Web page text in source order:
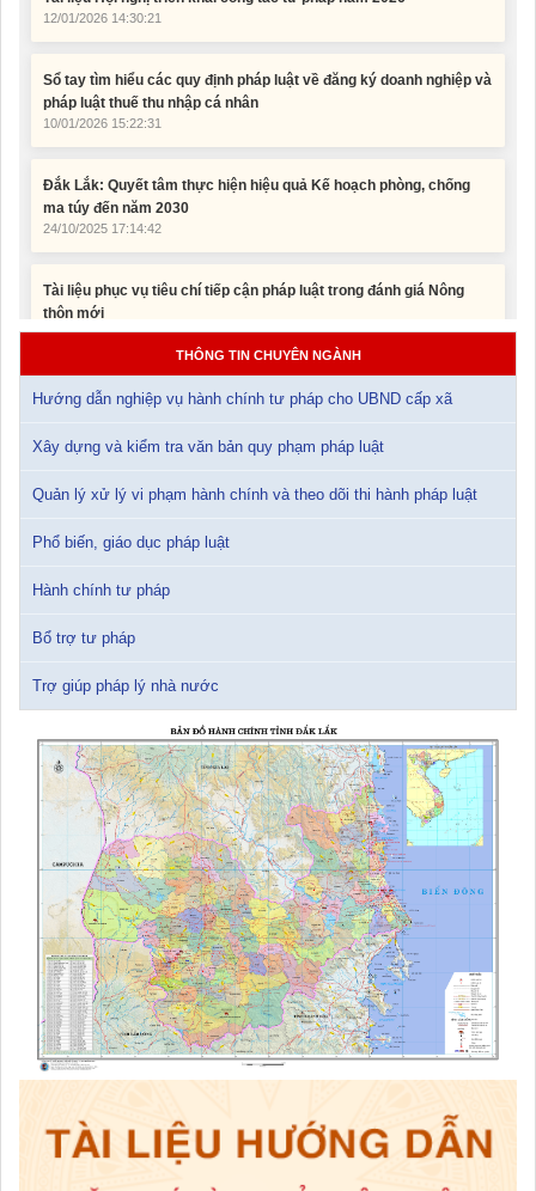
Sổ tay tìm hiểu các quy định pháp luật về đăng ký doanh nghiệp và
10/01/2026 15:22:31
Đắk Lắk: Quyết tâm thực hiện hiệu quả Kế hoạch phòng, chống
24/10/2025 17:14:42
Tài liệu phục vụ tiêu chí tiếp cận pháp luật trong đánh giá Nông
11/02/2026 08:45:12
Tài liệu Hội nghị triển khai công tác tư pháp năm 2026
pháp luật thuế thu nhập cá nhân
Đắk Lắk: Quyết tâm thực hiện hiệu quả Kế hoạch phòng, chống
24/10/2025 17:14:42
THÔNG TIN CHUYÊN NGÀNH
Hướng dẫn nghiệp vụ hành chính tư pháp cho UBND cấp xã
Xây dựng và kiểm tra văn bản quy phạm pháp luật
Quản lý xử lý vi phạm hành chính và theo dõi thi hành pháp luật
Phổ biến, giáo dục pháp luật
Hành chính tư pháp
Bổ trợ tư pháp
Trợ giúp pháp lý nhà nước